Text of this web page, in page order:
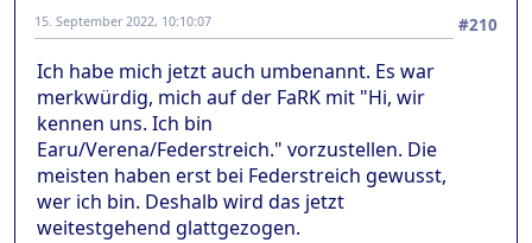
#210
15. September 2022, 10:10:07
Ich habe mich jetzt auch umbenannt. Es war
merkwürdig, mich auf der FaRK mit "Hi, wir
kennen uns. Ich bin
Earu/Verena/Federstreich." vorzustellen. Die
meisten haben erst bei Federstreich gewusst,
wer ich bin. Deshalb wird das jetzt
weitestgehend glattgezogen.